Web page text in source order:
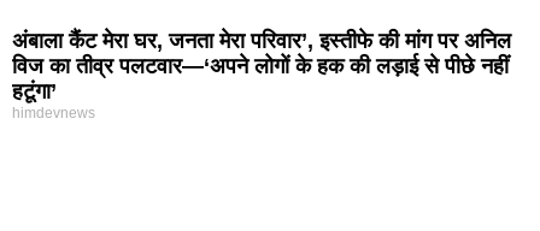
अंबाला कैंट मेरा घर, जनता मेरा परिवार’, इस्तीफे की मांग पर अनिल
विज का तीव्र पलटवार—‘अपने लोगों के हक की लड़ाई से पीछे नहीं
हटूंगा’
himdevnews